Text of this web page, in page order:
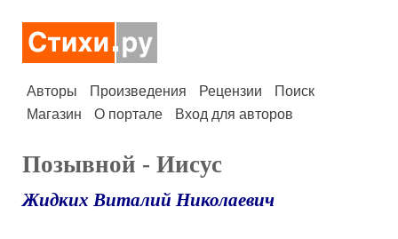
Авторы Произведения Рецензии
Поиск
Магазин
О портале Вход для авторов
Позывной - Иисус
Жидких Виталий Николаевич